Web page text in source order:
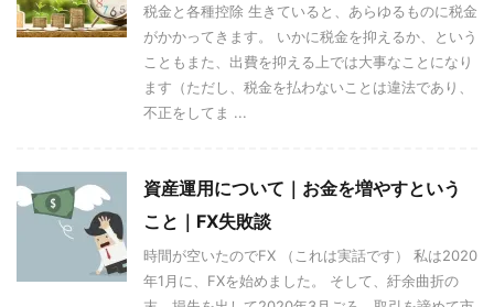
税金と各種控除 生きていると、あらゆるものに税金
がかかってきます。 いかに税金を抑えるか、という
こともまた、出費を抑える上では大事なことになり
ます（ただし、税金を払わないことは違法であり、
不正をしてま ...
資産運用について｜お金を増やすという
こと｜FX失敗談
時間が空いたのでFX （これは実話です） 私は2020
年1月に、FXを始めました。 そして、紆余曲折の